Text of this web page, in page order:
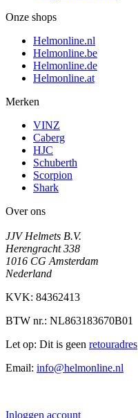
Onze shops
Helmonline.nl
Helmonline.be
Helmonline.de
Helmonline.at
Merken
VINZ
Caberg
HJC
Schuberth
Scorpion
Shark
Over ons
JJV Helmets B.V.
Herengracht 338
1016 CG Amsterdam
Nederland
KVK: 84362413
BTW nr.: NL863183670B01
Let op: Dit is geen retouradres
Email: info@helmonline.nl
Inloggen account